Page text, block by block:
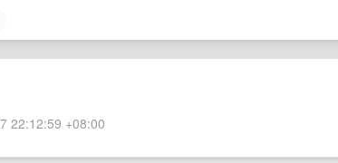
22:12:59 +08:00